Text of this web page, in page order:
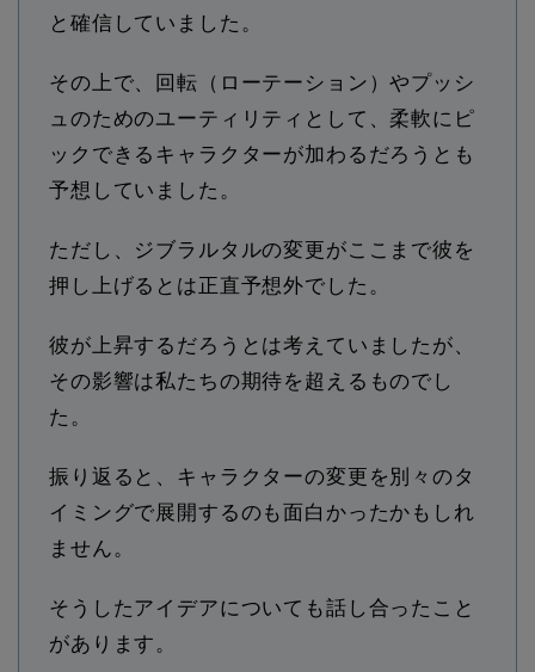
と確信していました。
その上で、回転（ローテーション）やプッシ
ュのためのユーティリティとして、柔軟にピ
ックできるキャラクターが加わるだろうとも
予想していました。
ただし、ジブラルタルの変更がここまで彼を
押し上げるとは正直予想外でした。
彼が上昇するだろうとは考えていましたが、
その影響は私たちの期待を超えるものでし
た。
振り返ると、キャラクターの変更を別々のタ
イミングで展開するのも面白かったかもしれ
ません。
そうしたアイデアについても話し合ったこと
があります。